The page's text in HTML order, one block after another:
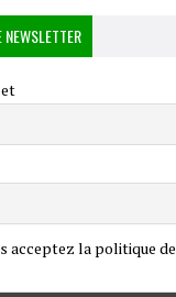
acceptez la politique de